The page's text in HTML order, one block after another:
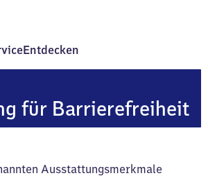
Entdecken
für Barrierefreiheit
Ausstattungsmerkmale